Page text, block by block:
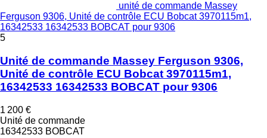
unité de commande Massey
Ferguson 9306, Unité de contrôle ECU Bobcat 3970115m1,
16342533 16342533 BOBCAT pour 9306
5
Unité de commande Massey Ferguson 9306,
Unité de contrôle ECU Bobcat 3970115m1,
16342533 16342533 BOBCAT pour 9306
1 200 €
Unité de commande
16342533 BOBCAT